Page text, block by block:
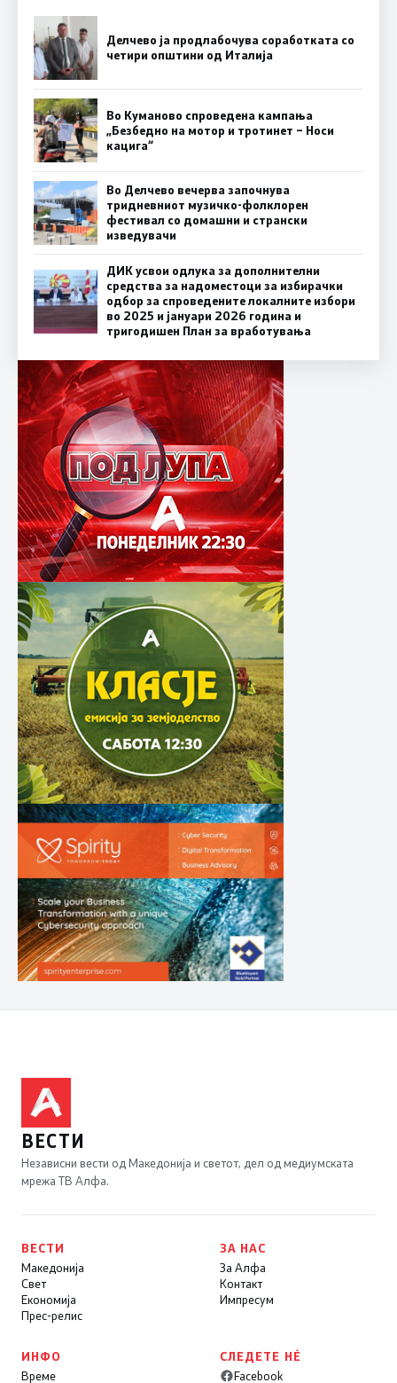
Делчево ја продлабочува соработката со
четири општини од Италија
Во Куманово спроведена кампања
„Безбедно на мотор и тротинет – Носи
кацига“
Во Делчево вечерва започнува
тридневниот музичко-фолклорен
фестивал со домашни и странски
изведувачи
ДИК усвои одлука за дополнителни
средства за надоместоци за избирачки
одбор за спроведените локалните избори
во 2025 и јануари 2026 година и
тригодишен План за вработувања
ВЕСТИ
Независни вести од Македонија и светот, дел од медиумската
мрежа ТВ Алфа.
ВЕСТИ
Македонија
Свет
Економија
Прес-релис
ЗА НАС
За Алфа
Контакт
Импресум
ИНФО
Време
СЛЕДЕТЕ НÉ
Facebook